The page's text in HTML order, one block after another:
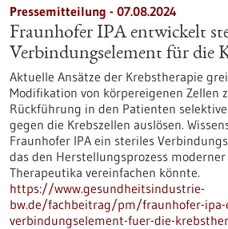
Pressemitteilung - 07.08.2024
Fraunhofer IPA entwickelt
Verbindungselement für die
Aktuelle Ansätze der Krebstherapie
Modifikation von körpereigenen Zellen
Rückführung in den Patienten
gegen die Krebszellen auslösen.
Fraunhofer IPA ein steriles
das den Herstellungsprozess
Therapeutika vereinfachen könnte.
https://www.gesundheitsindustrie-
bw.de/fachbeitrag/pm/fraunhofer-
verbindungselement-fuer-die-